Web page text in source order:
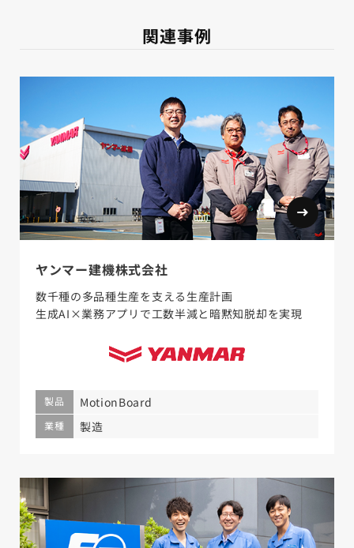
関連事例
ヤンマー建機株式会社
数千種の多品種生産を支える生産計画
生成AI×業務アプリで工数半減と暗黙知脱却を実現
製品 MotionBoard
業種 製造